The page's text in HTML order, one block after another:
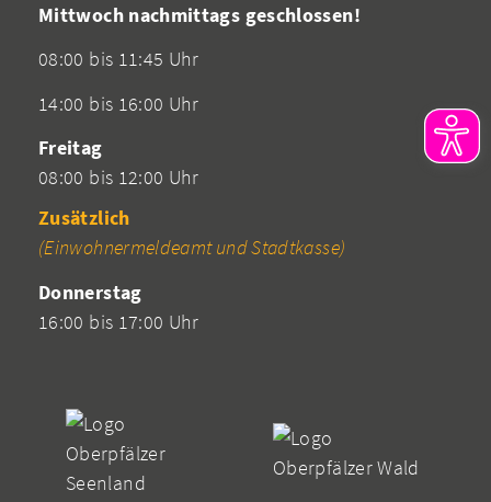
Mittwoch nachmittags geschlossen!
08:00 bis 11:45 Uhr
14:00 bis 16:00 Uhr
Freitag
08:00 bis 12:00 Uhr
Zusätzlich
(Einwohnermeldeamt und Stadtkasse)
Donnerstag
16:00 bis 17:00 Uhr